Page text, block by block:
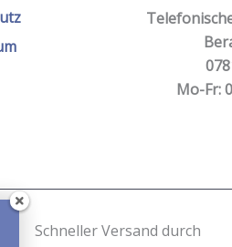
Mo-Fr:
Schneller Versand durch